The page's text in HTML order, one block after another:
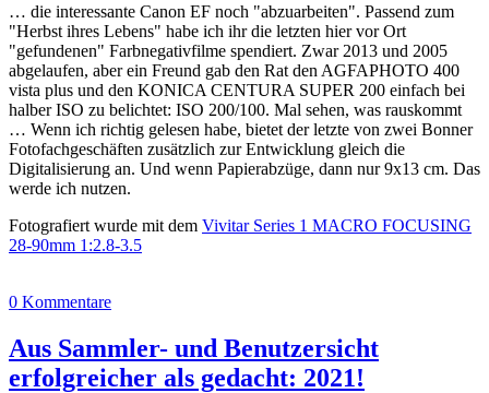
… die interessante Canon EF noch "abzuarbeiten". Passend zum
"Herbst ihres Lebens" habe ich ihr die letzten hier vor Ort
"gefundenen" Farbnegativfilme spendiert. Zwar 2013 und 2005
abgelaufen, aber ein Freund gab den Rat den AGFAPHOTO 400
vista plus und den KONICA CENTURA SUPER 200 einfach bei
halber ISO zu belichtet: ISO 200/100. Mal sehen, was rauskommt
… Wenn ich richtig gelesen habe, bietet der letzte von zwei Bonner
Fotofachgeschäften zusätzlich zur Entwicklung gleich die
Digitalisierung an. Und wenn Papierabzüge, dann nur 9x13 cm. Das
werde ich nutzen.
Fotografiert wurde mit dem Vivitar Series 1 MACRO FOCUSING
28-90mm 1:2.8-3.5
0 Kommentare
Aus Sammler- und Benutzersicht
erfolgreicher als gedacht: 2021!